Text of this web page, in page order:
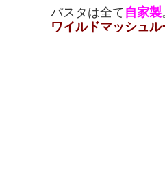
パスタは全て 自家製
ワイルドマッシュ